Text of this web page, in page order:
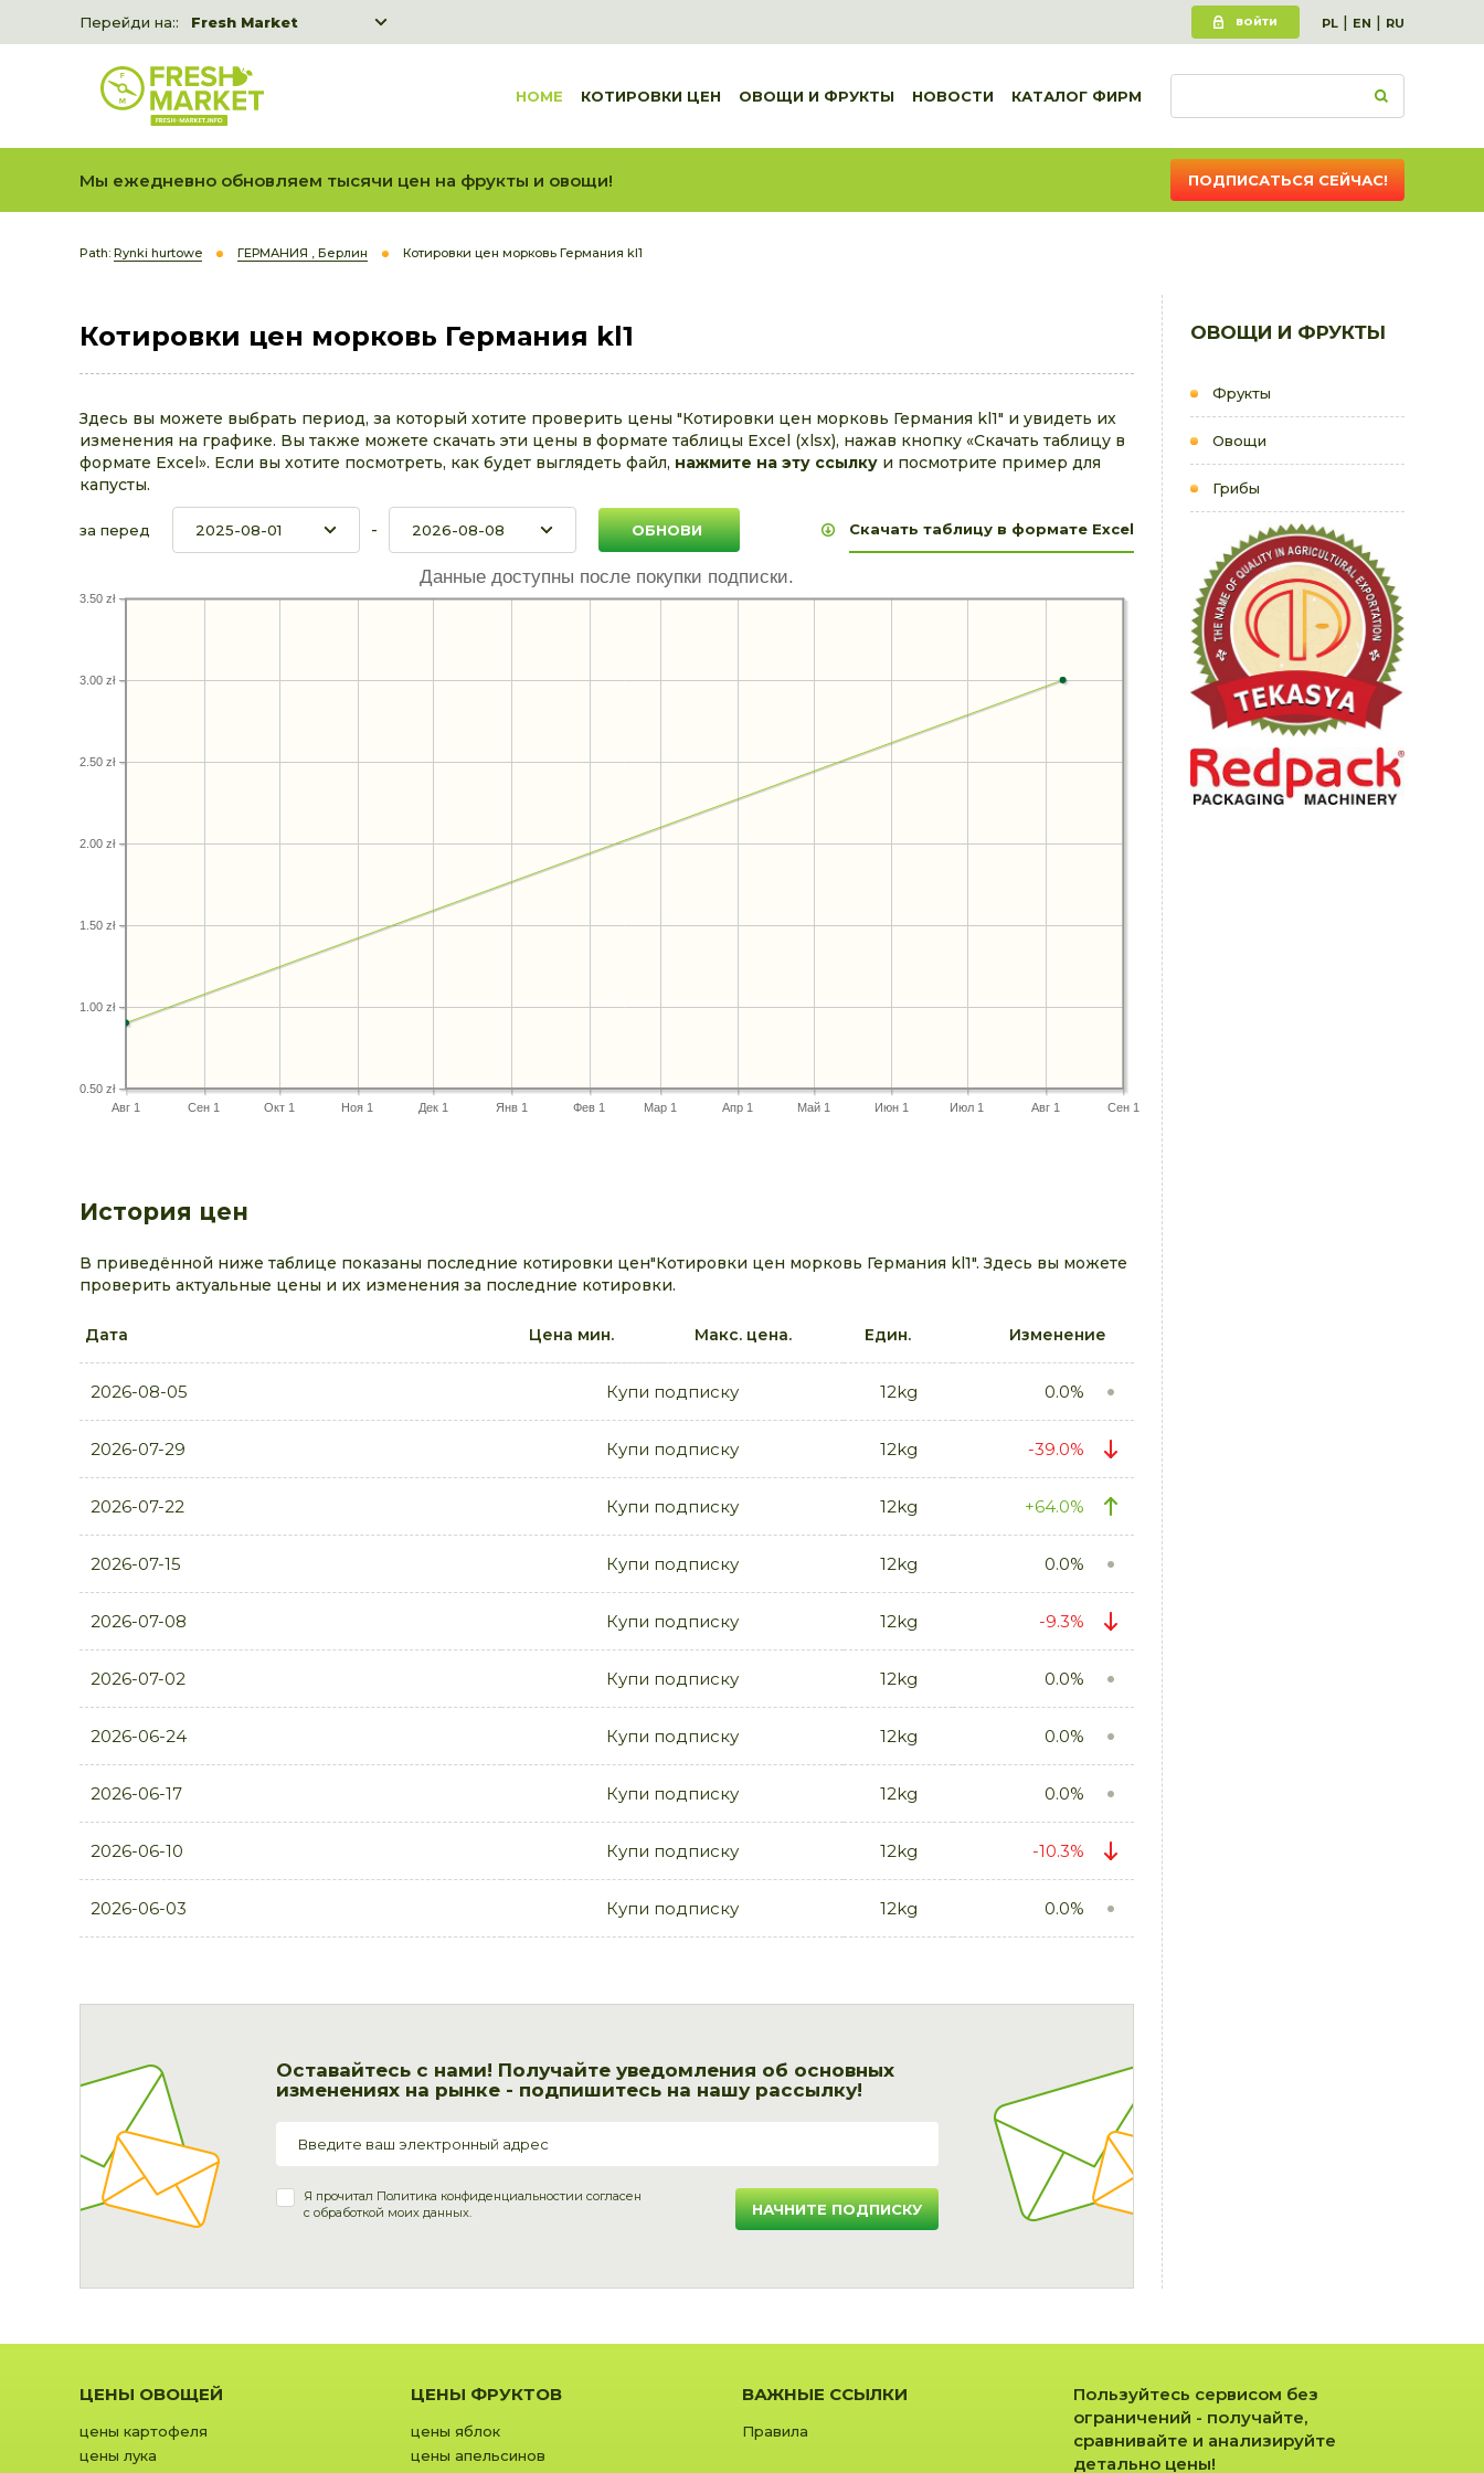
Перейди на::
Fresh Market
Fresh Market event B2B
ВОЙТИ PL | EN | RU
HOME КОТИРОВКИ ЦЕН ОВОЩИ И ФРУКТЫ НОВОСТИ КАТАЛОГ ФИРМ
Мы ежедневно обновляем тысячи цен на фрукты и овощи! ПОДПИСАТЬСЯ СЕЙЧАС!
Path: Rynki hurtowe ГЕРМАНИЯ , Берлин Котировки цен морковь Германия kl1
ОВОЩИ И ФРУКТЫ
Фрукты
Овощи
Грибы
Котировки цен морковь Германия kl1
Здесь вы можете выбрать период, за который хотите проверить цены "Котировки цен морковь Германия kl1" и увидеть их
изменения на графике. Вы также можете скачать эти цены в формате таблицы Excel (xlsx), нажав кнопку «Скачать таблицу в
формате Excel». Если вы хотите посмотреть, как будет выглядеть файл, нажмите на эту ссылку и посмотрите пример для
капусты.
за перед - Скачать таблицу в формате Excel
Данные доступны после покупки подписки.
Авг 1 Сен 1 Окт 1 Ноя 1 Дек 1 Янв 1 Фев 1 Мар 1 Апр 1 Май 1 Июн 1 Июл 1 Авг 1 Сен 1
0.50 zł
1.00 zł
1.50 zł
2.00 zł
2.50 zł
3.00 zł
3.50 zł
История цен
В приведённой ниже таблице показаны последние котировки цен"Котировки цен морковь Германия kl1". Здесь вы можете
проверить актуальные цены и их изменения за последние котировки.
Дата Цена мин. Макс. цена. Един. Изменение
2026-08-05 Купи подписку 12kg 0.0%
2026-07-29 Купи подписку 12kg -39.0%
2026-07-22 Купи подписку 12kg +64.0%
2026-07-15 Купи подписку 12kg 0.0%
2026-07-08 Купи подписку 12kg -9.3%
2026-07-02 Купи подписку 12kg 0.0%
2026-06-24 Купи подписку 12kg 0.0%
2026-06-17 Купи подписку 12kg 0.0%
2026-06-10 Купи подписку 12kg -10.3%
2026-06-03 Купи подписку 12kg 0.0%
Оставайтесь с нами! Получайте уведомления об основных
изменениях на рынке - подпишитесь на нашу рассылку!
Я прочитал Политика конфиденциальностии согласен
с обработкой моих данных.
НАЧНИТЕ ПОДПИСКУ
ЦЕНЫ ОВОЩЕЙ
цены картофеля
цены лука
ЦЕНЫ ФРУКТОВ
цены яблок
цены апельсинов
ВАЖНЫЕ ССЫЛКИ
Правила
Пользуйтесь сервисом без
ограничений - получайте,
сравнивайте и анализируйте
детально цены!